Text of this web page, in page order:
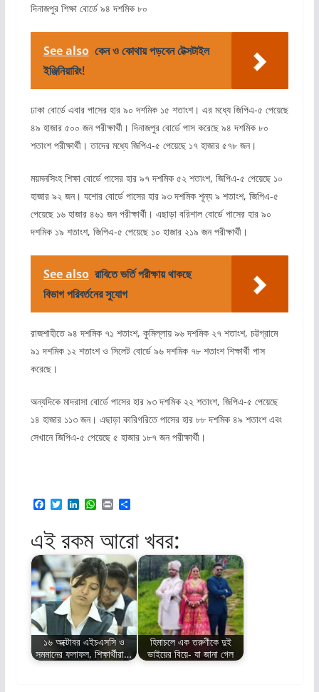
দিনাজপুর শিক্ষা বোর্ডে ৯৪ দশমিক ৮০
See also কেন ও কোথায় পড়বেন টেক্সটাইল
ইঞ্জিনিয়ারিং!
ঢাকা বোর্ডে এবার পাসের হার ৯০ দশমিক ১৫ শতাংশ। এর মধ্যে জিপিএ-৫ পেয়েছে
৪৯ হাজার ৫০০ জন পরীক্ষার্থী। দিনাজপুর বোর্ডে পাস করেছে ৯৪ দশমিক ৮০
শতাংশ পরীক্ষার্থী। তাদের মধ্যে জিপিএ-৫ পেয়েছে ১৭ হাজার ৫৭৮ জন।
ময়মনসিংহ শিক্ষা বোর্ডে পাসের হার ৯৭ দশমিক ৫২ শতাংশ, জিপিএ-৫ পেয়েছে ১০
হাজার ৯২ জন। যশোর বোর্ডে পাসের হার ৯৩ দশমিক শূন্য ৯ শতাংশ, জিপিএ-৫
পেয়েছে ১৬ হাজার ৪৬১ জন পরীক্ষার্থী। এছাড়া বরিশাল বোর্ডে পাসের হার ৯০
দশমিক ১৯ শতাংশ, জিপিএ-৫ পেয়েছে ১০ হাজার ২১৯ জন পরীক্ষার্থী।
See also রাবিতে ভর্তি পরীক্ষায় থাকছে
বিভাগ পরিবর্তনের সুযোগ
রাজশাহীতে ৯৪ দশমিক ৭১ শতাংশ, কুমিল্লায় ৯৬ দশমিক ২৭ শতাংশ, চট্টগ্রামে
৯১ দশমিক ১২ শতাংশ ও সিলেট বোর্ডে ৯৬ দশমিক ৭৮ শতাংশ শিক্ষার্থী পাস
করেছে।
অন্যদিকে মাদরাসা বোর্ডে পাসের হার ৯৩ দশমিক ২২ শতাংশ, জিপিএ-৫ পেয়েছে
১৪ হাজার ১১৩ জন। এছাড়া কারিগরিতে পাসের হার ৮৮ দশমিক ৪৯ শতাংশ এবং
সেখানে জিপিএ-৫ পেয়েছে ৫ হাজার ১৮৭ জন পরীক্ষার্থী।
F
a
c
e
b
o
o
k
T
w
t
t
e
r
L
i
k
e
d
I
n
W
h
t
A
p
p
P
r
n
t
S
h
r
e
এই রকম আরো খবর:
১৬ অক্টোবর এইচএসসি ও
সমমানের ফলাফল, শিক্ষার্থীরা…
হিমাচলে এক তরুণীকে দুই
ভাইয়ের বিয়ে- যা জানা গেল